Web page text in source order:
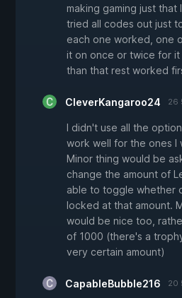
making gaming just
tried all codes out just
each one worked, one
it on once or twice for
than that rest worked
CleverKangaroo24 26
I didn't use all the
work well for the ones I
Minor thing would be
change the amount of
able to toggle whether
locked at that amount.
would be nice too,
of 1000 (there's a
very certain amount)
CapableBubble216 20